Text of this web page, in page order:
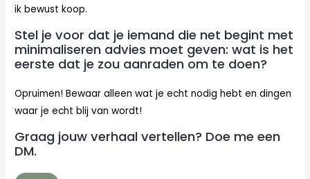
ik bewust koop.
Stel je voor dat je iemand die net begint met
minimaliseren advies moet geven: wat is het
eerste dat je zou aanraden om te doen?
Opruimen! Bewaar alleen wat je echt nodig hebt en dingen
waar je echt blij van wordt!
Graag jouw verhaal vertellen? Doe me een
DM.